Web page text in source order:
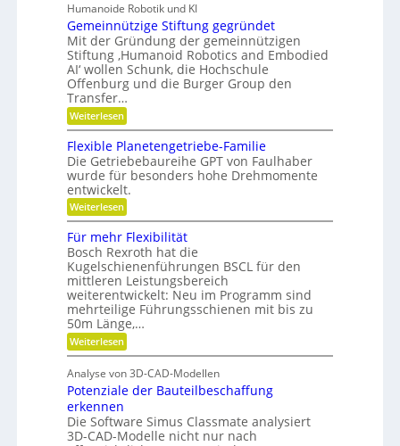
r
ä
z
i
s
i
o
n
l
i
ä
t
,
y
n
a
m
i
k
u
n
d
P
l
a
t
z
e
i
F
r
i
s
t
e
n
,
e
i
n
e
V
e
r
a
n
t
w
o
r
t
u
n
g
Humanoide Robotik und KI
Gemeinnützige Stiftung gegründet
Mit der Gründung der gemeinnützigen
Stiftung ‚Humanoid Robotics and Embodied
AI‘ wollen Schunk, die Hochschule
Offenburg und die Burger Group den
Transfer…
Weiterlesen:
G
e
m
e
i
n
n
ü
z
i
g
e
S
t
i
f
t
u
g
g
e
g
r
ü
Flexible Planetengetriebe-Familie
Die Getriebebaureihe GPT von Faulhaber
wurde für besonders hohe Drehmomente
entwickelt.
Weiterlesen:
F
e
x
i
b
l
e
P
l
a
n
t
e
n
g
e
t
Für mehr Flexibilität
Bosch Rexroth hat die
Kugelschienenführungen BSCL für den
mittleren Leistungsbereich
weiterentwickelt: Neu im Programm sind
mehrteilige Führungsschienen mit bis zu
50m Länge,…
Weiterlesen:
F
r
m
e
h
r
F
Analyse von 3D-CAD-Modellen
Potenziale der Bauteilbeschaffung
erkennen
Die Software Simus Classmate analysiert
3D-CAD-Modelle nicht nur nach